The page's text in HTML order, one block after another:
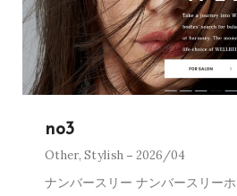
no3
Other,Stylish 2026/04
ナンバースリー ナンバースリー